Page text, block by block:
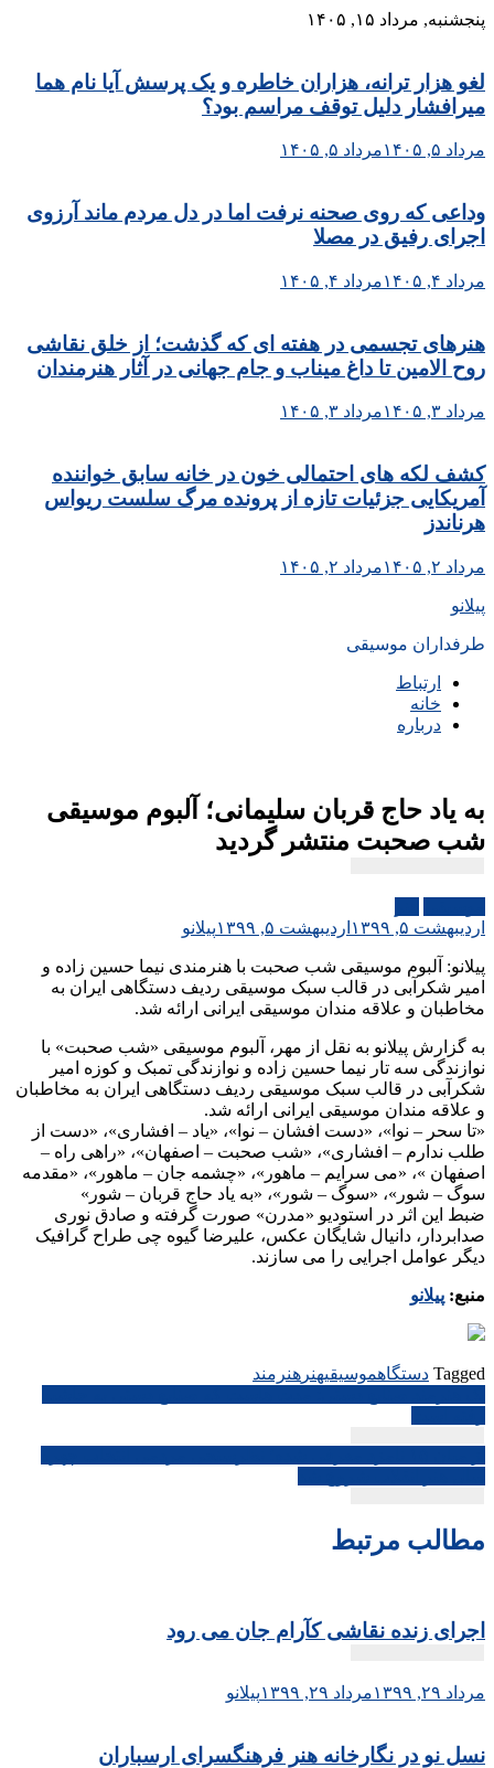
Skip
پنجشنبه, مرداد ۱۵, ۱۴۰۵
لغو هزار ترانه، هزاران خاطره و یک پرسش آیا نام هما
میرافشار دلیل توقف مراسم بود؟
مرداد ۵, ۱۴۰۵ مرداد ۵, ۱۴۰۵
وداعی که روی صحنه نرفت اما در دل مردم ماند آرزوی
اجرای رفیق در مصلا
مرداد ۴, ۱۴۰۵ مرداد ۴, ۱۴۰۵
هنرهای تجسمی در هفته ای که گذشت؛ از خلق نقاشی
روح الامین تا داغ میناب و جام جهانی در آثار هنرمندان
مرداد ۳, ۱۴۰۵ مرداد ۳, ۱۴۰۵
کشف لکه های احتمالی خون در خانه سابق خواننده
آمریکایی جزئیات تازه از پرونده مرگ سلست ریواس
هرناندز
مرداد ۲, ۱۴۰۵ مرداد ۲, ۱۴۰۵
پیلانو
طرفداران موسیقی
ارتباط
خانه
درباره
به یاد حاج قربان سلیمانی؛ آلبوم موسیقی
شب صحبت منتشر گردید
اردیبهشت ۵, ۱۳۹۹
اردیبهشت ۵, ۱۳۹۹ پیلانو
پیلانو: آلبوم موسیقی شب صحبت با هنرمندی نیما حسین زاده و
امیر شکرآبی در قالب سبک موسیقی ردیف دستگاهی ایران به
مخاطبان و علاقه مندان موسیقی ایرانی ارائه شد.
به گزارش پیلانو به نقل از مهر، آلبوم موسیقی «شب صحبت» با
نوازندگی سه تار نیما حسین زاده و نوازندگی تمبک و کوزه امیر
شکرآبی در قالب سبک موسیقی ردیف دستگاهی ایران به مخاطبان
و علاقه مندان موسیقی ایرانی ارائه شد.
«تا سحر – نوا»، «دست افشان – نوا»، «یاد – افشاری»، «دست از
طلب ندارم – افشاری»، «شب صحبت – اصفهان»، «راهی راه –
اصفهان »، «می سرایم – ماهور»، «چشمه جان – ماهور»، «مقدمه
سوگ – شور»، «سوگ – شور»، «به یاد حاج قربان – شور»
ضبط این اثر در استودیو «مدرن» صورت گرفته و صادق نوری
صدابردار، دانیال شایگان عکس، علیرضا گیوه چی طراح گرافیک
دیگر عوامل اجرایی را می سازند.
منبع: پیلانو
Tagged دستگاهموسیقیهنر هنرمند
راهبری
نوشته
مطالب مرتبط
اجرای زنده نقاشی کآرام جان می رود
مرداد ۲۹, ۱۳۹۹ مرداد ۲۹, ۱۳۹۹ پیلانو
نسل نو در نگارخانه هنر فرهنگسرای ارسباران